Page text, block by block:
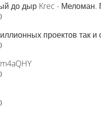
до дыр Krec - Меломан.
проектов так